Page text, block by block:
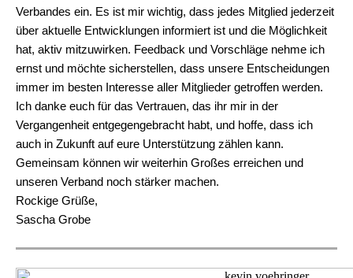
Verbandes ein. Es ist mir wichtig, dass jedes Mitglied jederzeit
über aktuelle Entwicklungen informiert ist und die Möglichkeit
hat, aktiv mitzuwirken. Feedback und Vorschläge nehme ich
ernst und möchte sicherstellen, dass unsere Entscheidungen
immer im besten Interesse aller Mitglieder getroffen werden.
Ich danke euch für das Vertrauen, das ihr mir in der
Vergangenheit entgegengebracht habt, und hoffe, dass ich
auch in Zukunft auf eure Unterstützung zählen kann.
Gemeinsam können wir weiterhin Großes erreichen und
unseren Verband noch stärker machen.
Rockige Grüße,
Sascha Grobe